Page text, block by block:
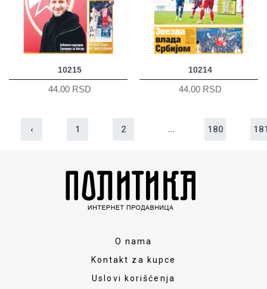
10215
44.00 RSD
10214
44.00 RSD
‹ 1 2 ... 180
O nama
Kontakt za kupce
Uslovi korišćenja